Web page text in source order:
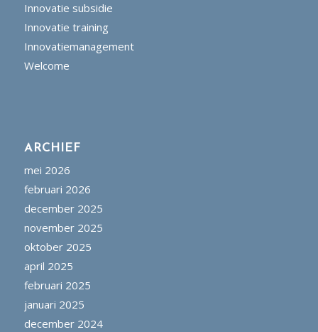
Innovatie subsidie
Innovatie training
Innovatiemanagement
Welcome
ARCHIEF
mei 2026
februari 2026
december 2025
november 2025
oktober 2025
april 2025
februari 2025
januari 2025
december 2024